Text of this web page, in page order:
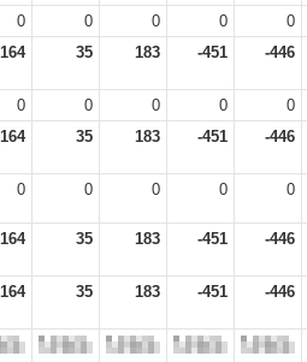
0 0 0 0 0
35 183 -451 -446
0 0 0 0 0
35 183 -451 -446
0 0 0 0 0
35 183 -451 -446
35 183 -451 -446